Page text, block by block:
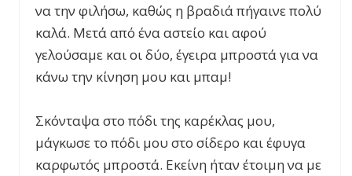
να την φιλήσω, καθώς η βραδιά πήγαινε πολύ
καλά. Μετά από ένα αστείο και αφού
γελούσαμε και οι δύο, έγειρα μπροστά για να
κάνω την κίνηση μου και μπαμ!
Σκόνταψα στο πόδι της καρέκλας μου,
μάγκωσε το πόδι μου στο σίδερο και έφυγα
καρφωτός μπροστά. Εκείνη ήταν έτοιμη να με